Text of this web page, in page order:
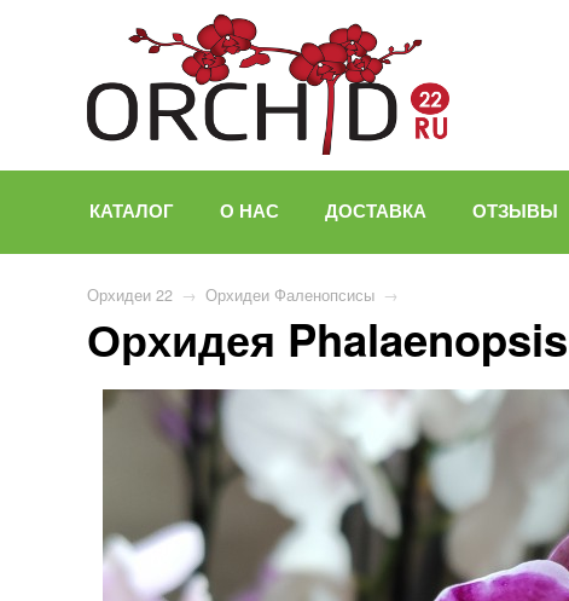
КАТАЛОГ О НАС ДОСТАВКА ОТЗЫВЫ
Орхидеи 22 → Орхидеи Фаленопсисы →
Орхидея